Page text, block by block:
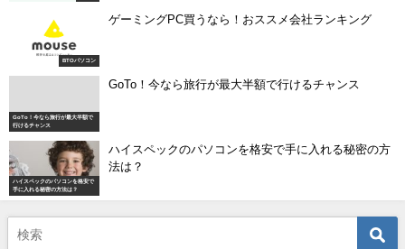
BTOパソコン
ゲーミングPC買うなら！おススメ会社ランキング
GoTo！今なら旅行が最大半額で
行けるチャンス
GoTo！今なら旅行が最大半額で行けるチャンス
ハイスペックのパソコンを格安で
手に入れる秘密の方法は？
ハイスペックのパソコンを格安で手に入れる秘密の方
法は？